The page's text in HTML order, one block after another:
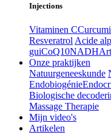
Injections
Vitaminen C
Resveratrol Acide
guiCoQ10NADH
Onze praktijken
Natuurgeneeskunde
Endobiogénie
Biologische
Massage Therapie
Mijn video's
Artikelen